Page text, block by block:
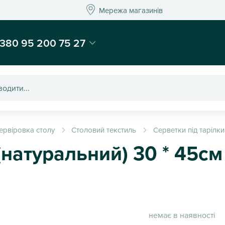
Мережа магазинівМережа магазинів
магазин подарунків та декору - Kaktus
95 200 75 27
столу Столовий текстиль Серветки під тарілки
30 *
немає в наявності